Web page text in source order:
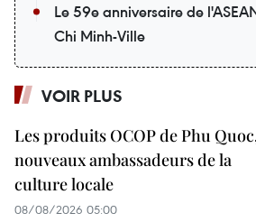
Le 59e anniversaire de
Chi Minh-Ville
VOIR PLUS
Les produits OCOP de Phu
nouveaux ambassadeurs de la
culture locale
08/08/2026 05:00